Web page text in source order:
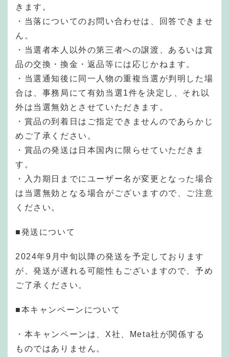
きます。
・当落についてのお問い合わせは、回答できませ
ん。
・当選者本人以外の第三者への譲渡、あるいは賞
品の交換・換金・返品等には応じかねます。
・当選通知後に同一人物の重複当選が判明した場
合は、事務局にて有効当選1件を決定し、それ以
外は当選無効とさせていただきます。
・賞品の到着日はご指定できませんのであらかじ
めご了承ください。
・賞品の発送は日本国内に限らせていただきま
す。
・入力期日までにユーザー名が変更となった場合
は当選無効となる場合がございますので、ご注意
ください。
■発送について
2024年9月中旬以降の発送を予定しております
が、発送が遅れる可能性もございますので、予め
ご了承ください。
■本キャンペーンについて
・本キャンペーンは、X社、Meta社が関係する
ものではありません。